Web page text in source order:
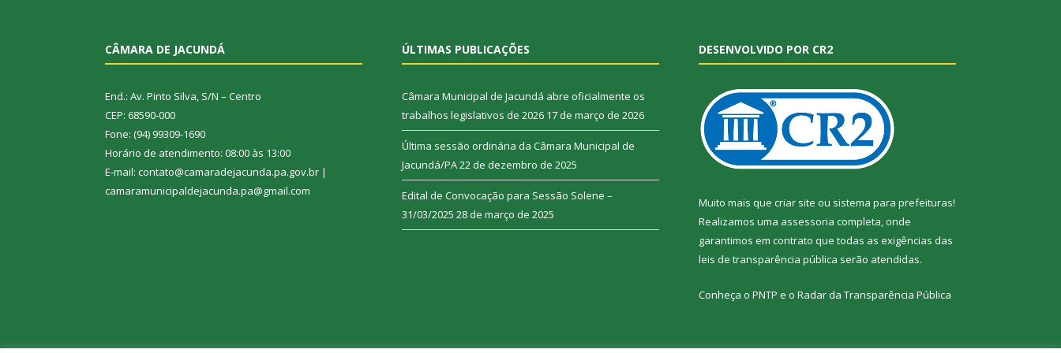
CÂMARA DE JACUNDÁ
End.: Av. Pinto Silva, S/N – Centro
CEP: 68590-000
Fone: (94) 99309-1690
Horário de atendimento: 08:00 às 13:00
E-mail: contato@camaradejacunda.pa.gov.br |
camaramunicipaldejacunda.pa@gmail.com
ÚLTIMAS PUBLICAÇÕES
Câmara Municipal de Jacundá abre oficialmente os
trabalhos legislativos de 2026 17 de março de 2026
Última sessão ordinária da Câmara Municipal de
Jacundá/PA22 de dezembro de 2025
Edital de Convocação para Sessão Solene –
31/03/2025 28 de março de 2025
DESENVOLVIDO POR CR2
Muito mais que criar site ou sistema para prefeituras!
Realizamos uma assessoria completa, onde
garantimos em contrato que todas as exigências das
leis de transparência pública serão atendidas.
Conheça o PNTP e o Radar da Transparência Pública